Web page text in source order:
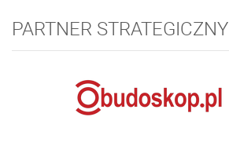
PARTNER STRATEGICZNY